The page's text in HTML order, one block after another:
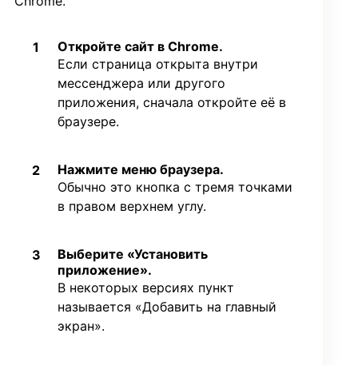
1
Откройте сайт в Chrome.
Если страница открыта внутри
мессенджера или другого
приложения, сначала откройте её в
браузере.
2
Нажмите меню браузера.
Обычно это кнопка с тремя точками
в правом верхнем углу.
3
Выберите «Установить
приложение».
В некоторых версиях пункт
называется «Добавить на главный
экран».